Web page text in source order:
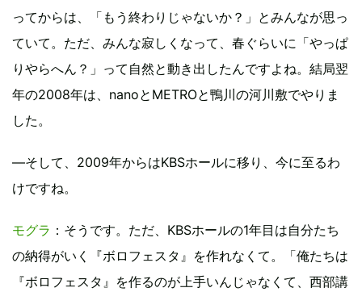
ってからは、「もう終わりじゃないか？」とみんなが思っ
ていて。ただ、みんな寂しくなって、春ぐらいに「やっぱ
りやらへん？」って自然と動き出したんですよね。結局翌
年の2008年は、nanoとMETROと鴨川の河川敷でやりま
した。
―そして、2009年からはKBSホールに移り、今に至るわ
けですね。
モグラ ：そうです。ただ、KBSホールの1年目は自分たち
の納得がいく『ボロフェスタ』を作れなくて。「俺たちは
『ボロフェスタ』を作るのが上手いんじゃなくて、西部講